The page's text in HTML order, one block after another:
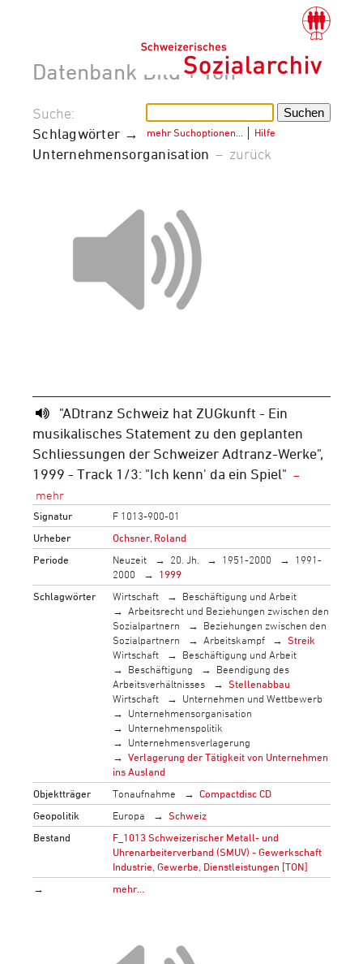
Datenbank Bild + Ton
mehr Suchoptionen… Hilfe
Suche:
Schlagwörter →
Unternehmensorganisation – zurück
"ADtranz Schweiz hat ZUGkunft - Ein
musikalisches Statement zu den geplanten
Schliessungen der Schweizer Adtranz-Werke",
1999 - Track 1/3: "Ich kenn' da ein Spiel"
Signatur
F 1013-900-01
Urheber
Ochsner, Roland
Periode
Neuzeit 20. Jh. 1951-2000
1991-
2000
1999
Schlagwörter
Wirtschaft
Beschäftigung und Arbeit
Arbeitsrecht und Beziehungen zwischen den
Sozialpartnern
Beziehungen zwischen den
Sozialpartnern
Arbeitskampf
Streik
Wirtschaft
Beschäftigung und Arbeit
Beschäftigung
Beendigung des
Arbeitsverhältnisses
Stellenabbau
Wirtschaft
Unternehmen und Wettbewerb
Unternehmensorganisation
Unternehmenspolitik
Unternehmensverlagerung
Verlagerung der Tätigkeit von Unternehmen
ins Ausland
Objektträger
Tonaufnahme
Compactdisc CD
Geopolitik
Europa
Schweiz
Bestand
F_1013 Schweizerischer Metall- und
Uhrenarbeiterverband (SMUV) - Gewerkschaft
Industrie, Gewerbe, Dienstleistungen [TON]
→
mehr…